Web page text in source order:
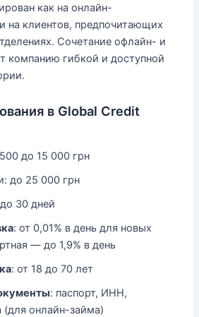
как на онлайн-
на клиентов, предпочитающих
Сочетание офлайн- и
компанию гибкой и доступной
в Global Credit
до 15 000 грн
до 25 000 грн
30 дней
: от 0,01% в день для новых
— до 1,9% в день
: от 18 до 70 лет
: паспорт, ИНН,
(для онлайн-займа)